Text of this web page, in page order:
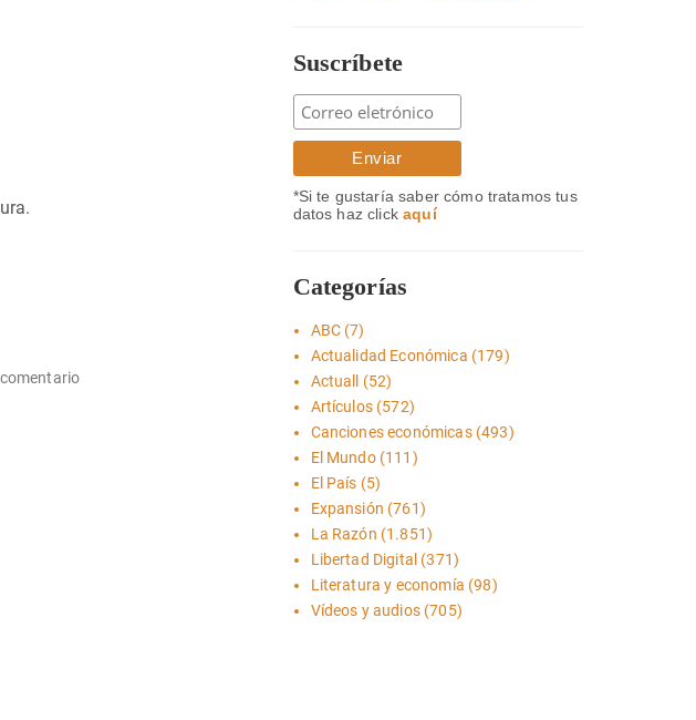
Suscríbete
*Si te gustaría saber cómo tratamos tus
datos haz clickaquí
Categorías
ABC(7)
Actualidad Económica (179)
Actuall
(52)
Artículos(572)
Canciones económicas(493)
El Mundo(111)
El País (5)
Expansión (761)
La Razón (1.851)
Libertad Digital (371)
Literatura y economía (98)
Vídeos y audios(705)